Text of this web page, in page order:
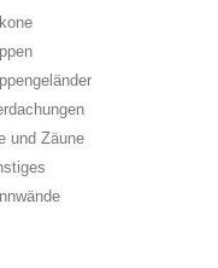
und Zäune